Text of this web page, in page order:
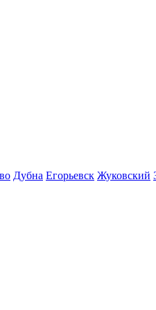
Дубна Егорьевск Жуковский